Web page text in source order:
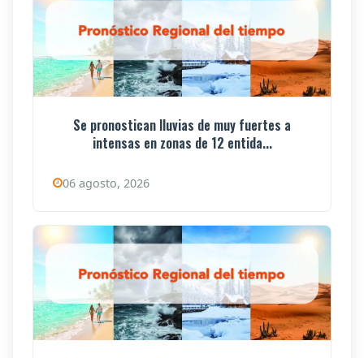
Se pronostican lluvias de muy fuertes a
intensas en zonas de 12 entida...
06 agosto, 2026